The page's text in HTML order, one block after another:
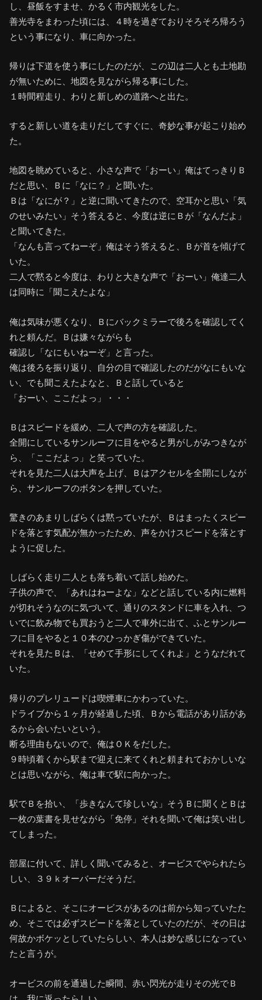
し、昼飯をすませ、かるく市内観光をした。
善光寺をまわった頃には、４時を過ぎておりそろそろ帰ろう
という事になり、車に向かった。
帰りは下道を使う事にしたのだが、この辺は二人とも土地勘
が無いために、地図を見ながら帰る事にした。
１時間程走り、わりと新しめの道路へと出た。
すると新しい道を走りだしてすぐに、奇妙な事が起こり始め
た。
地図を眺めていると、小さな声で「おーい」俺はてっきりＢ
だと思い、Ｂに「なに？」と聞いた。
Ｂは「なにが？」と逆に聞いてきたので、空耳かと思い「気
のせいみたい」そう答えると、今度は逆にＢが「なんだよ」
と聞いてきた。
「なんも言ってねーぞ」俺はそう答えると、Ｂが首を傾げて
いた。
二人で黙ると今度は、わりと大きな声で「おーい」俺達二人
は同時に「聞こえたよな」
俺は気味が悪くなり、Ｂにバックミラーで後ろを確認してく
れと頼んだ。Ｂは嫌々ながらも
確認し「なにもいねーぞ」と言った。
俺は後ろを振り返り、自分の目で確認したのだがなにもいな
い、でも聞こえたよなと、Ｂと話していると
「おーい、ここだよっ」・・・
Ｂはスピードを緩め、二人で声の方を確認した。
全開にしているサンルーフに目をやると男がしがみつきなが
ら、「ここだよっ」と笑っていた。
それを見た二人は大声を上げ、Ｂはアクセルを全開にしなが
ら、サンルーフのボタンを押していた。
驚きのあまりしばらくは黙っていたが、Ｂはまったくスピー
ドを落とす気配が無かったため、声をかけスピードを落とす
ように促した。
しばらく走り二人とも落ち着いて話し始めた。
子供の声で、「あれはねーよな」などと話している内に燃料
が切れそうなのに気づいて、通りのスタンドに車を入れ、つ
いでに飲み物でも買おうと二人で車外に出て、ふとサンルー
フに目をやると１０本のひっかぎ傷ができていた。
それを見たＢは、「せめて手形にしてくれよ」とうなだれて
いた。
帰りのプレリュードは喫煙車にかわっていた。
ドライブから１ヶ月が経過した頃、Ｂから電話があり話があ
るから会いたいという。
断る理由もないので、俺はＯＫをだした。
９時頃着くから駅まで迎えに来てくれと頼まれておかしいな
とは思いながら、俺は車で駅に向かった。
駅でＢを拾い、「歩きなんて珍しいな」そうＢに聞くとＢは
一枚の葉書を見せながら「免停」それを聞いて俺は笑い出し
てしまった。
部屋に付いて、詳しく聞いてみると、オービスでやられたら
しい、３９ｋオーバーだそうだ。
Ｂによると、そこにオービスがあるのは前から知っていたた
め、そこでは必ずスピードを落としていたのだが、その日は
何故かボケッとしていたらしい、本人は妙な感じになってい
たと言うが。
オービスの前を通過した瞬間、赤い閃光が走りその光でＢ